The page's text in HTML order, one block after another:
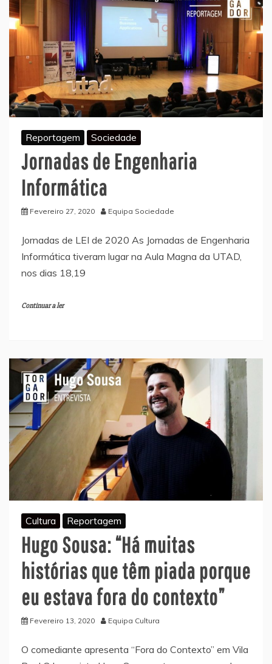
Reportagem Sociedade
Jornadas de Engenharia
Informática
Fevereiro 27, 2020 Equipa Sociedade
Jornadas de LEI de 2020 As Jornadas de Engenharia
Informática tiveram lugar na Aula Magna da UTAD,
nos dias 18,19
Continuar a ler
Cultura Reportagem
Hugo Sousa: “Há muitas
histórias que têm piada porque
eu estava fora do contexto”
Fevereiro 13, 2020 Equipa Cultura
O comediante apresenta “Fora do Contexto” em Vila